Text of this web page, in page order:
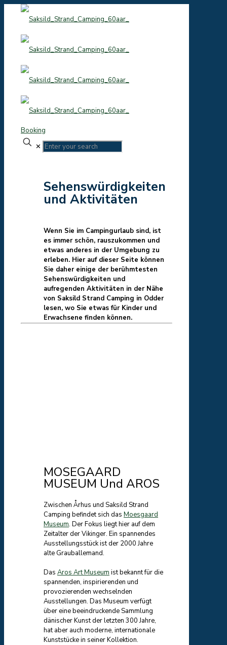
Booking
✕
Sehenswürdigkeiten
und Aktivitäten
Wenn Sie im Campingurlaub sind, ist
es immer schön, rauszukommen und
etwas anderes in der Umgebung zu
erleben. Hier auf dieser Seite können
Sie daher einige der berühmtesten
Sehenswürdigkeiten und
aufregenden Aktivitäten in der Nähe
von Saksild Strand Camping in Odder
lesen, wo Sie etwas für Kinder und
Erwachsene finden können.
MOSEGAARD
MUSEUM Und AROS
Zwischen Århus und Saksild Strand
Camping befindet sich das Moesgaard
Museum. Der Fokus liegt hier auf dem
Zeitalter der Vikinger. Ein spannendes
Ausstellungsstück ist der 2000 Jahre
alte Grauballemand.
Das Aros Art Museum ist bekannt für die
spannenden, inspirierenden und
provozierenden wechselnden
Ausstellungen. Das Museum verfügt
über eine beeindruckende Sammlung
dänischer Kunst der letzten 300 Jahre,
hat aber auch moderne, internationale
Kunststücke in seiner Kollektion.